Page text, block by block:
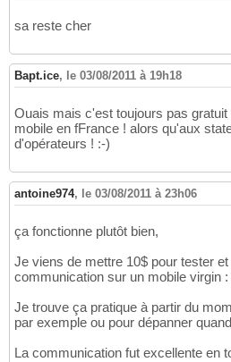
sa reste cher
Bapt.ice, le 03/08/2011 à 19h18
Ouais mais c'est toujours pas
mobile en fFrance ! alors qu'aux
d'opérateurs ! :-)
antoine974, le 03/08/2011 à 23h06
ça fonctionne plutôt bien,
Je viens de mettre 10$ pour tester
communication sur un mobile virgin :
Je trouve ça pratique à partir du
par exemple ou pour dépanner
La communication fut excellente en